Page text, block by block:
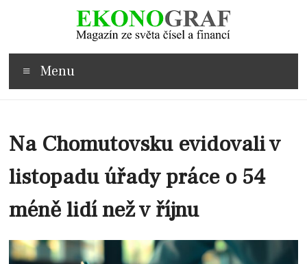
Ekonograf.cz
čísel
a
financí
Menu
Na Chomutovsku evidovali v
listopadu úřady práce o 54
méně lidí než v říjnu